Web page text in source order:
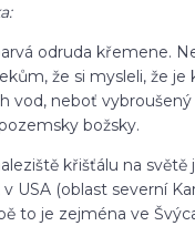
odruda křemene.
že si mysleli, že je
vod, neboť
božsky.
křišťálu na světě
USA (oblast severní
to je zejména ve